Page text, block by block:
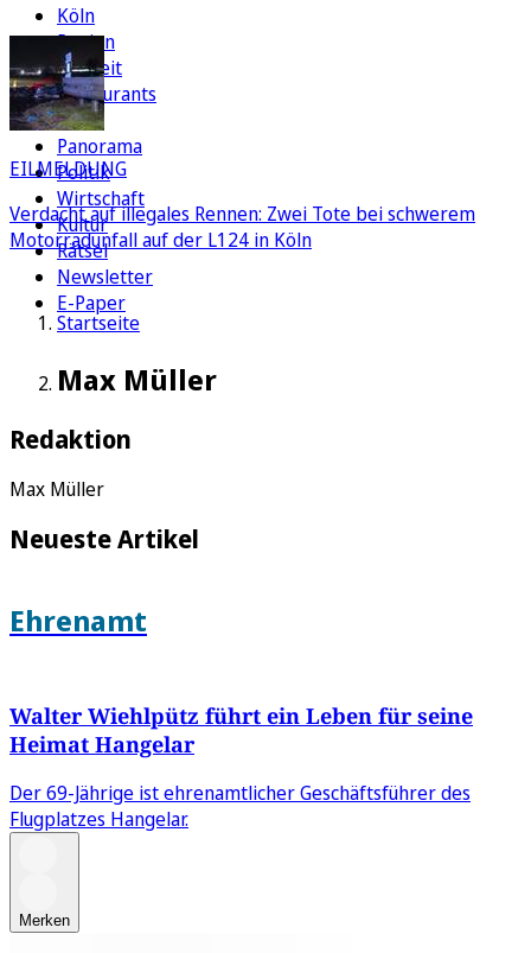
Köln
Region
Freizeit
Restaurants
FC
Panorama
Politik
Wirtschaft
Kultur
Rätsel
Newsletter
E-Paper
EILMELDUNG
Verdacht auf illegales Rennen: Zwei Tote bei schwerem
Motorradunfall auf der L124 in Köln
Startseite
Max Müller
Redaktion
Max Müller
Neueste Artikel
Ehrenamt
Walter Wiehlpütz führt ein Leben für seine
Heimat Hangelar
Der 69-Jährige ist ehrenamtlicher Geschäftsführer des
Flugplatzes Hangelar.
Merken